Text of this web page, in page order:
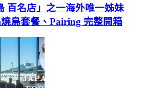
百名店」之一海外唯一姊妹
鳥套餐、Pairing 完整開箱